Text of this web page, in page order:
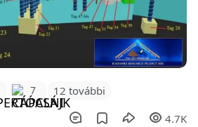
7 12 további
4.7K